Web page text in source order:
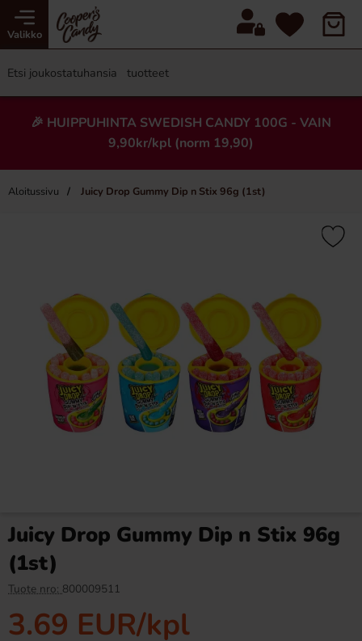
Valikko
🎉 HUIPPUHINTA SWEDISH CANDY 100G - VAIN
9,90kr/kpl (norm 19,90)
Aloitussivu Juicy Drop Gummy Dip n Stix 96g (1st)
×
Juicy Drop Gummy Dip n Stix 96g
(1st)
Tuote nro: 800009511
3.69 EUR/kpl